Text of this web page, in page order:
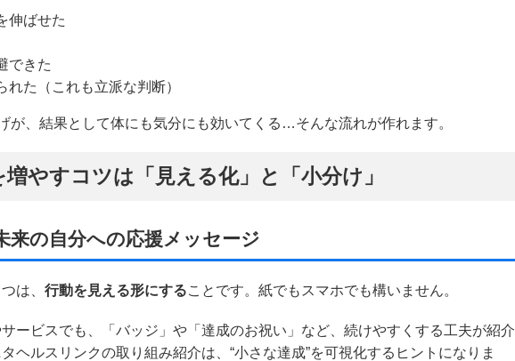
伸ばせた
できた
れた（これも立派な判断）
が、結果として体にも気分にも効いてくる…そんな流れが作れます。
やすコツは「見える化」と「小分け」
来の自分への応援メッセージ
は、 行動を見える形にすることです。紙でもスマホでも構いません。
ービスでも、「バッジ」や「達成のお祝い」など、続けやすくする工夫が紹介
ヘルスリンクの取り組み紹介は、“小さな達成”を可視化するヒントになりま